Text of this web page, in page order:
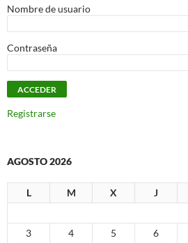
Nombre de usuario
Contraseña
Registrarse
AGOSTO 2026
L M X J
3
4 5 6